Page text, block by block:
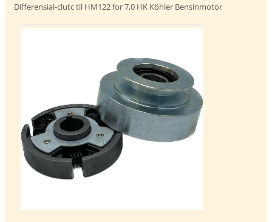
Differensial-clutc til HM122 for 7,0 HK Köhler Bensinmotor